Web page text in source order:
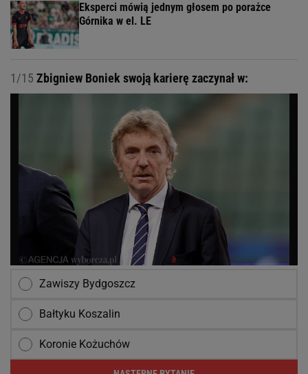
Eksperci mówią jednym głosem po porażce
Górnika w el. LE
1/15 Zbigniew Boniek swoją karierę zaczynał w:
Zawiszy Bydgoszcz
Bałtyku Koszalin
Koronie Kożuchów